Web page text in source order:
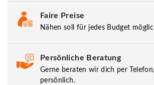
Faire Preise
Nähen soll für jedes Budget
Persönliche Beratung
Gerne beraten wir dich per
persönlich.